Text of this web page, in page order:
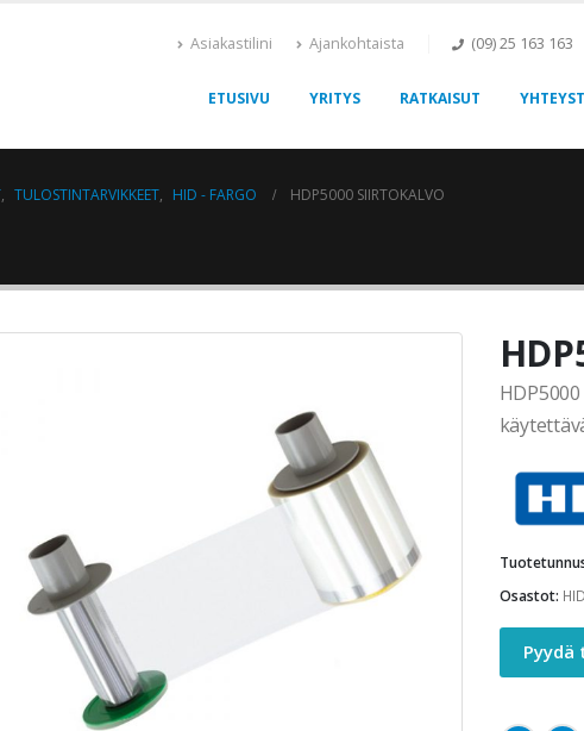
Asiakastilini Ajankohtaista (09) 25 163 163
ETUSIVU YRITYS RATKAISUT
, TULOSTINTARVIKKEET, HID - FARGO HDP5000 SIIRTOKALVO
Osastot:
Pyydä